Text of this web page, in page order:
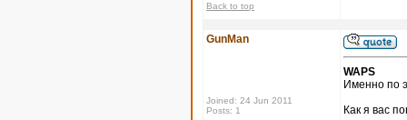
Back to top
GunMan
Joined: 24 Jun 2011
Posts: 1
WAPS
Именно по
Как я вас